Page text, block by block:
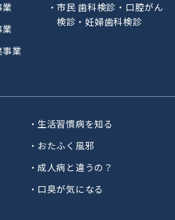
業
事業
市民 歯科検診・口腔がん
検診・妊婦歯科検診
生活習慣病を知る
おたふく風邪
成人病と違うの？
口臭が気になる